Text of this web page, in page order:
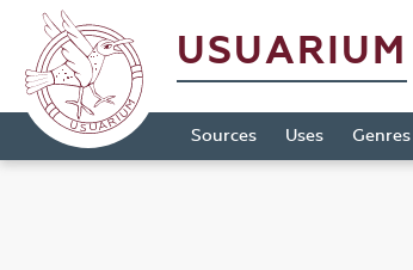
USUARIUM
Sources Uses Genres